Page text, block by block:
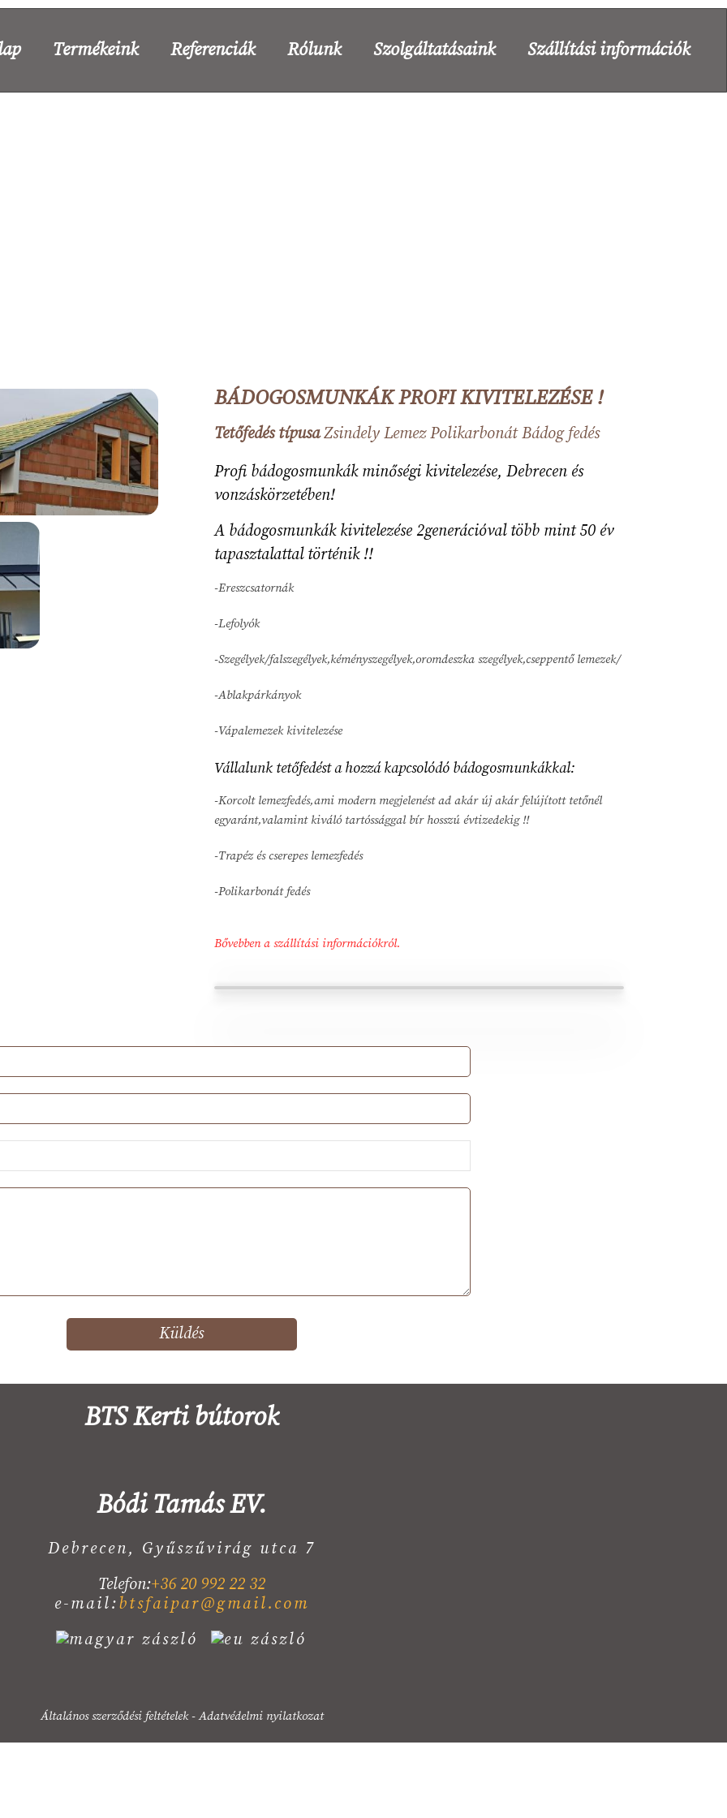
Termékeink Referenciák Rólunk Szolgáltatásaink Szállítási információk
BÁDOGOSMUNKÁK PROFI KIVITELEZÉSE !
Tetőfedés típusa Zsindely Lemez Polikarbonát Bádog fedés
Leírás
Profi bádogosmunkák minőségi kivitelezése, Debrecen és
vonzáskörzetében!
A bádogosmunkák kivitelezése 2generációval több mint 50 év
tapasztalattal történik !!
-Ereszcsatornák
-Lefolyók
-Szegélyek/falszegélyek,kéményszegélyek,oromdeszka szegélyek,cseppentő lemezek/
-Ablakpárkányok
-Vápalemezek kivitelezése
Vállalunk tetőfedést a hozzá kapcsolódó bádogosmunkákkal:
-Korcolt lemezfedés,ami modern megjelenést ad akár új akár felújított tetőnél
egyaránt,valamint kiváló tartóssággal bír hosszú évtizedekig !!
-Trapéz és cserepes lemezfedés
-Polikarbonát fedés
Bővebben a szállítási információkról.
BTS Kerti bútorok
Bódi Tamás EV.
Debrecen, Gyűszűvirág utca 7
Telefon:+36 20 992 22 32
e-mail:btsfaipar@gmail.com
Általános szerződési feltételek-Adatvédelmi nyilatkozat